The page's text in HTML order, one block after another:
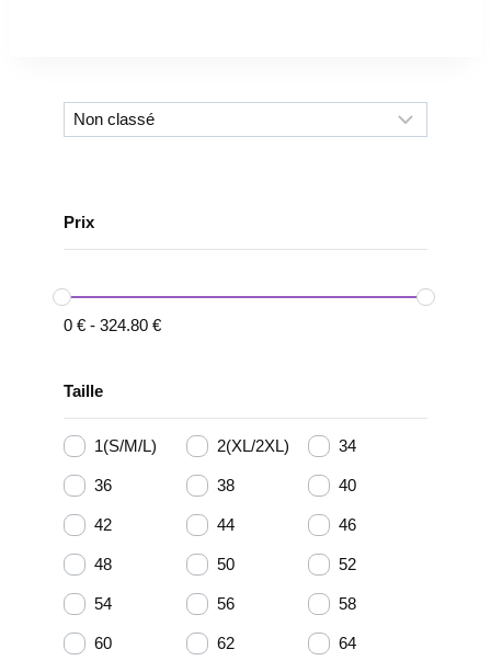
Prix
0 € - 324.80 €
Taille
1(S/M/L) 2(XL/2XL) 34
36 38 40
42 44 46
48 50 52
54 56 58
60 62 64